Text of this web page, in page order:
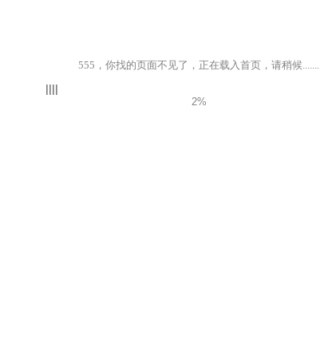
555，你找的页面不见了，正在载入首页，请稍候.......